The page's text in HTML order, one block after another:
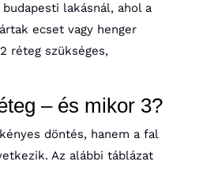
lakásnál, ahol a
ecset vagy henger
réteg szükséges,
– és mikor 3?
döntés, hanem a fal
Az alábbi táblázat